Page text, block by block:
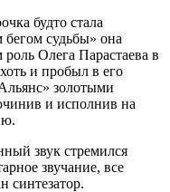
будто стала
судьбы» она
Олега Парастаева в
и пробыл в его
золотыми
и исполнив на
звук стремился
звучание, все
синтезатор.